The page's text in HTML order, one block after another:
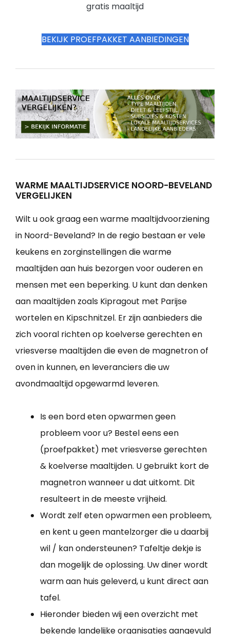
gratis maaltijd
BEKIJK PROEFPAKKET AANBIEDINGEN
WARME MAALTIJDSERVICE NOORD-BEVELAND
VERGELIJKEN
Wilt u ook graag een warme maaltijdvoorziening
in Noord-Beveland? In de regio bestaan er vele
keukens en zorginstellingen die warme
maaltijden aan huis bezorgen voor ouderen en
mensen met een beperking. U kunt dan denken
aan maaltijden zoals Kipragout met Parijse
wortelen en Kipschnitzel. Er zijn aanbieders die
zich vooral richten op koelverse gerechten en
vriesverse maaltijden die even de magnetron of
oven in kunnen, en leveranciers die uw
avondmaaltijd opgewarmd leveren.
Is een bord eten opwarmen geen
probleem voor u? Bestel eens een
(proefpakket) met vriesverse gerechten
& koelverse maaltijden. U gebruikt kort de
magnetron wanneer u dat uitkomt. Dit
resulteert in de meeste vrijheid.
Wordt zelf eten opwarmen een probleem,
en kent u geen mantelzorger die u daarbij
wil / kan ondersteunen? Tafeltje dekje is
dan mogelijk de oplossing. Uw diner wordt
warm aan huis geleverd, u kunt direct aan
tafel.
Hieronder bieden wij een overzicht met
bekende landelijke organisaties aangevuld